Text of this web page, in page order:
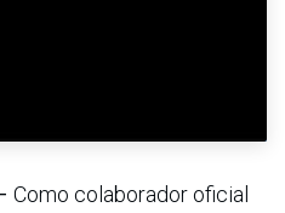
Como colaborador oficial